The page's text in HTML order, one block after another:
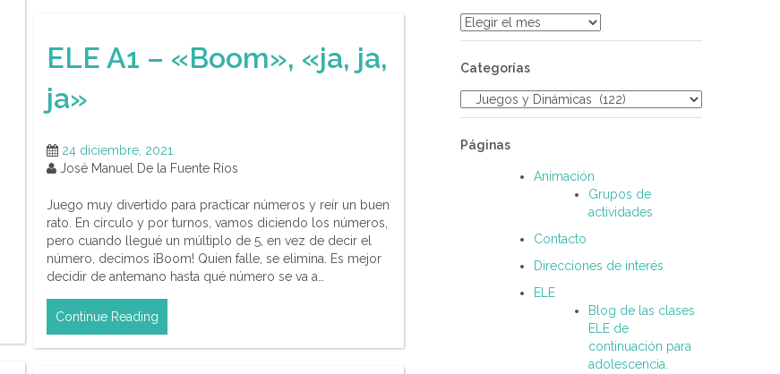
ELE A1 – «Boom», «ja, ja,
ja»
24 diciembre, 2021
José Manuel De la Fuente Ríos
Juego muy divertido para practicar números y reír un buen
rato. En círculo y por turnos, vamos diciendo los números,
pero cuando llegué un múltiplo de 5, en vez de decir el
número, decimos ¡Boom! Quien falle, se elimina. Es mejor
decidir de antemano hasta qué número se va a…
Continue Reading
Archivos
Categorías
Categorías
Páginas
Animación
Grupos de
actividades
Contacto
Direcciones de interés
ELE
Blog de las clases
ELE de
continuación para
adolescencia.